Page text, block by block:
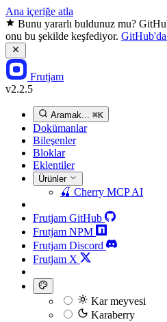
Ana içeriğe atla
Bunu yararlı buldunuz mu?
onu bu şekilde keşfediyor. GitHub'da
Frutjam
v2.2.5
Aramak... ⌘K
Dokümanlar
Bileşenler
Bloklar
Eklentiler
Ürünler
🍒 Cherry MCPAI
Frutjam GitHub
Frutjam NPM
Frutjam Discord
Frutjam X
Kar meyvesi
Karaberry